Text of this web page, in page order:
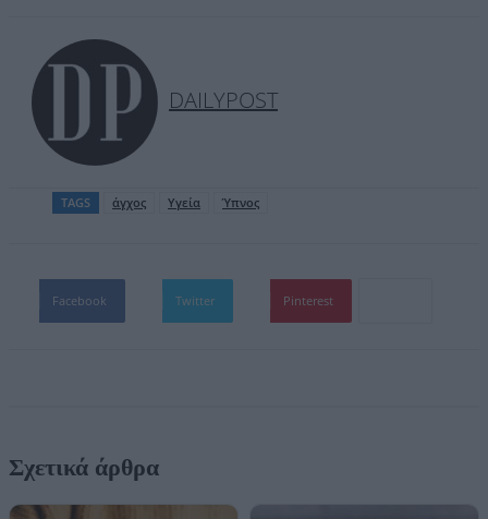
DAILYPOST
TAGS άγχος Υγεία Ύπνος
Facebook Twitter Pinterest
Σχετικά άρθρα